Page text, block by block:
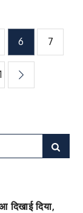
परिषद्
संगीत
संध्या
6 7
दिया,